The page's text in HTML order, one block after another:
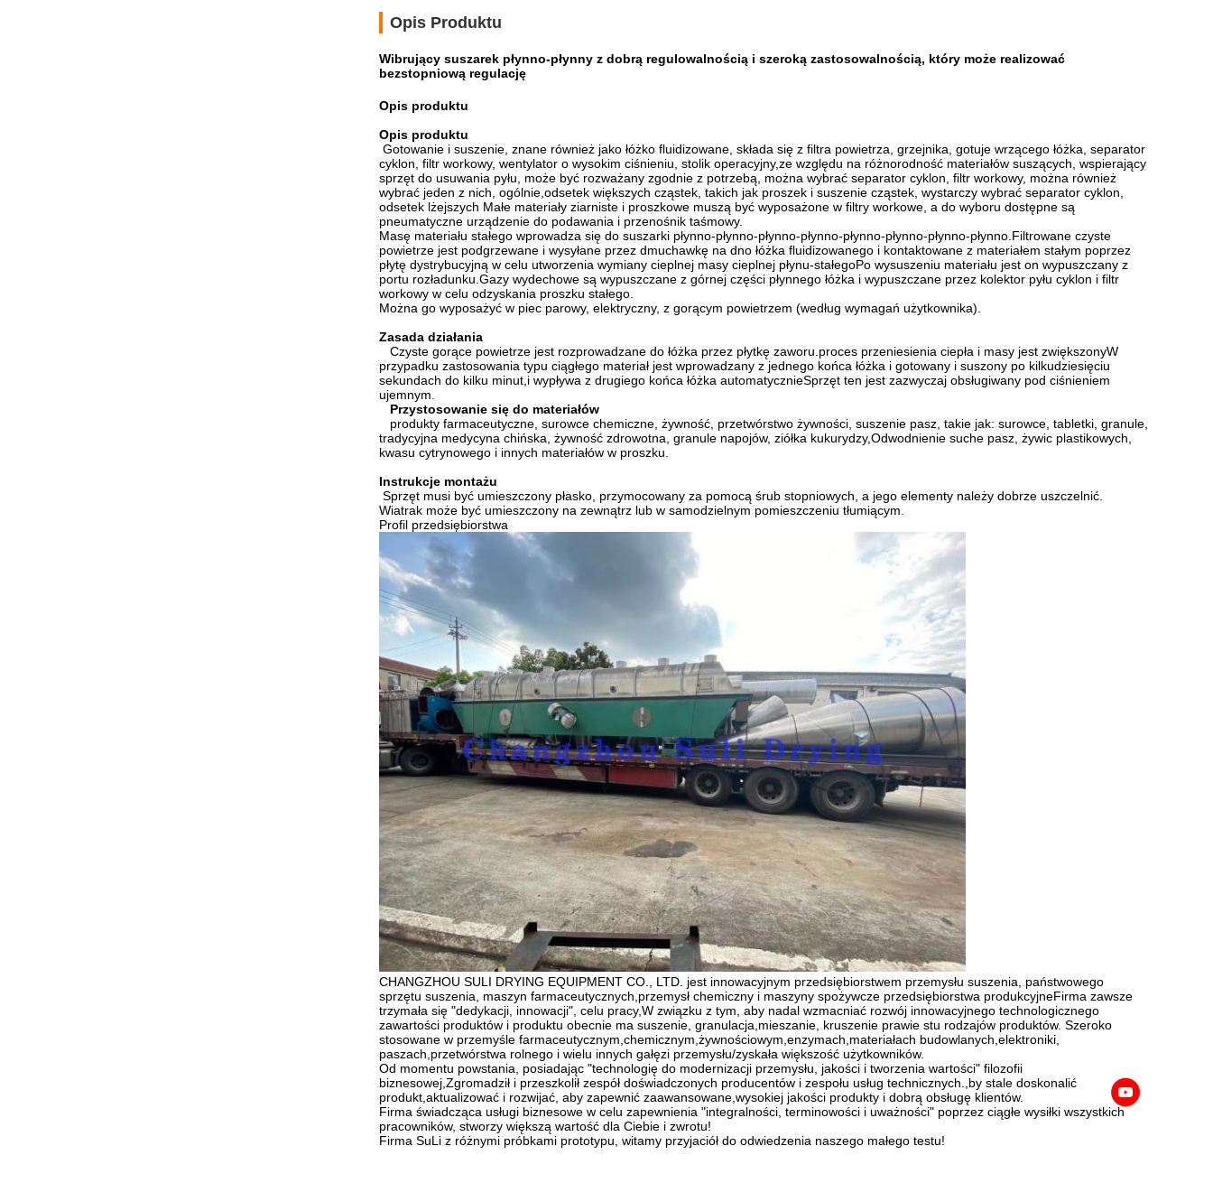
Opis Produktu
Wibrujący suszarek płynno-płynny z dobrą regulowalnością i szeroką zastosowalnością, który może realizować
bezstopniową regulację
Opis produktu
Opis produktu
Gotowanie i suszenie, znane również jako łóżko fluidizowane, składa się z filtra powietrza, grzejnika, gotuje wrzącego łóżka, separator
cyklon, filtr workowy, wentylator o wysokim ciśnieniu, stolik operacyjny,ze względu na różnorodność materiałów suszących, wspierający
sprzęt do usuwania pyłu, może być rozważany zgodnie z potrzebą, można wybrać separator cyklon, filtr workowy, można również
wybrać jeden z nich, ogólnie,odsetek większych cząstek, takich jak proszek i suszenie cząstek, wystarczy wybrać separator cyklon,
odsetek lżejszych Małe materiały ziarniste i proszkowe muszą być wyposażone w filtry workowe, a do wyboru dostępne są
pneumatyczne urządzenie do podawania i przenośnik taśmowy.
Masę materiału stałego wprowadza się do suszarki płynno-płynno-płynno-płynno-płynno-płynno-płynno-płynno.Filtrowane czyste
powietrze jest podgrzewane i wysyłane przez dmuchawkę na dno łóżka fluidizowanego i kontaktowane z materiałem stałym poprzez
płytę dystrybucyjną w celu utworzenia wymiany cieplnej masy cieplnej płynu-stałegoPo wysuszeniu materiału jest on wypuszczany z
portu rozładunku.Gazy wydechowe są wypuszczane z górnej części płynnego łóżka i wypuszczane przez kolektor pyłu cyklon i filtr
workowy w celu odzyskania proszku stałego.
Można go wyposażyć w piec parowy, elektryczny, z gorącym powietrzem (według wymagań użytkownika).
Zasada działania
Czyste gorące powietrze jest rozprowadzane do łóżka przez płytkę zaworu.proces przeniesienia ciepła i masy jest zwiększonyW
przypadku zastosowania typu ciągłego materiał jest wprowadzany z jednego końca łóżka i gotowany i suszony po kilkudziesięciu
sekundach do kilku minut,i wypływa z drugiego końca łóżka automatycznieSprzęt ten jest zazwyczaj obsługiwany pod ciśnieniem
ujemnym.
Przystosowanie się do materiałów
produkty farmaceutyczne, surowce chemiczne, żywność, przetwórstwo żywności, suszenie pasz, takie jak: surowce, tabletki, granule,
tradycyjna medycyna chińska, żywność zdrowotna, granule napojów, ziółka kukurydzy,Odwodnienie suche pasz, żywic plastikowych,
kwasu cytrynowego i innych materiałów w proszku.
Instrukcje montażu
Sprzęt musi być umieszczony płasko, przymocowany za pomocą śrub stopniowych, a jego elementy należy dobrze uszczelnić.
Wiatrak może być umieszczony na zewnątrz lub w samodzielnym pomieszczeniu tłumiącym.
Profil przedsiębiorstwa
CHANGZHOU SULI DRYING EQUIPMENT CO., LTD. jest innowacyjnym przedsiębiorstwem przemysłu suszenia, państwowego
sprzętu suszenia, maszyn farmaceutycznych,przemysł chemiczny i maszyny spożywcze przedsiębiorstwa produkcyjneFirma zawsze
trzymała się "dedykacji, innowacji", celu pracy,W związku z tym, aby nadal wzmacniać rozwój innowacyjnego technologicznego
zawartości produktów i produktu obecnie ma suszenie, granulacja,mieszanie, kruszenie prawie stu rodzajów produktów. Szeroko
stosowane w przemyśle farmaceutycznym,chemicznym,żywnościowym,enzymach,materiałach budowlanych,elektroniki,
paszach,przetwórstwa rolnego i wielu innych gałęzi przemysłu/zyskała większość użytkowników.
Od momentu powstania, posiadając "technologię do modernizacji przemysłu, jakości i tworzenia wartości" filozofii
biznesowej,Zgromadził i przeszkolił zespół doświadczonych producentów i zespołu usług technicznych.,by stale doskonalić
produkt,aktualizować i rozwijać, aby zapewnić zaawansowane,wysokiej jakości produkty i dobrą obsługę klientów.
Firma świadcząca usługi biznesowe w celu zapewnienia "integralności, terminowości i uważności" poprzez ciągłe wysiłki wszystkich
pracowników, stworzy większą wartość dla Ciebie i zwrotu!
Firma SuLi z różnymi próbkami prototypu, witamy przyjaciół do odwiedzenia naszego małego testu!